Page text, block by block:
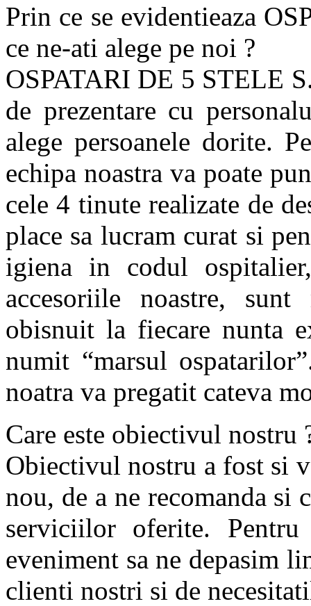
Prin ce se evidentieaza
ce ne-ati alege pe noi ?
OSPATARI DE 5 STELE
de prezentare cu
alege persoanele dorite.
echipa noastra va poate
cele 4 tinute realizate de
place sa lucram curat si
igiena in codul
accesoriile noastre,
obisnuit la fiecare nunta
numit “marsul
noatra va pregatit cateva
Care este obiectivul nostru
Obiectivul nostru a fost si
nou, de a ne recomanda
serviciilor oferite.
eveniment sa ne depasim
clienti nostri si de